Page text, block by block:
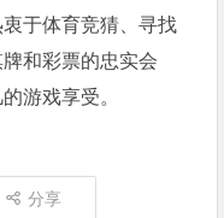
于体育竞猜、寻找
和彩票的忠实会
游戏享受。
分享